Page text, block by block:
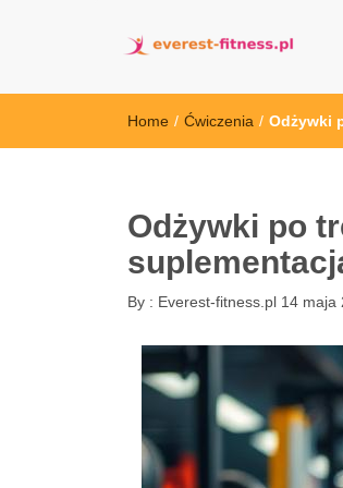
Home / Ćwiczenia / Odżywki
Odżywki po
By : Everest-fitness.pl 14 maja